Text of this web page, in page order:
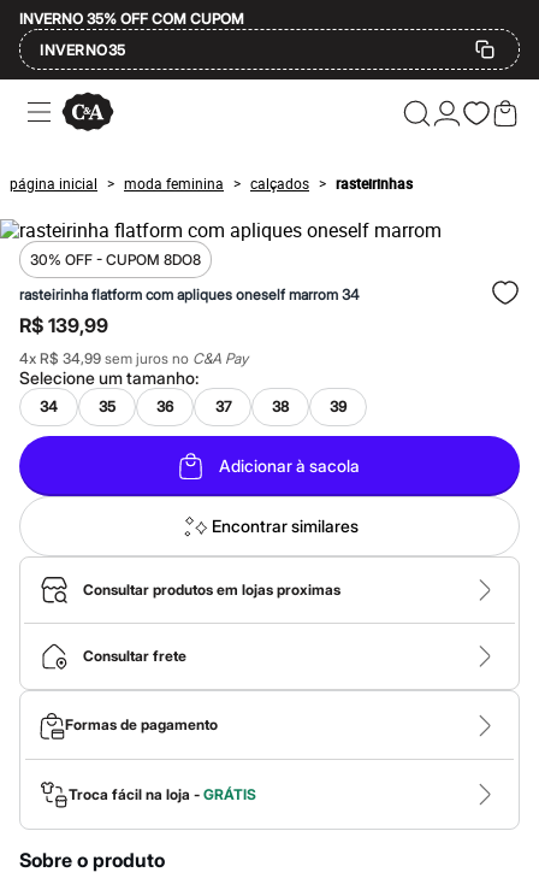
INVERNO 35% OFF COM CUPOM
INVERNO35
Ofertas
Compre por Departamento
Masculino
Infantil
Calçados
Mindse7
Plus Size
Até 20% off
Até 40% off
Até 60% off
A partir de 60% off
Feminino
Em alta
Inverno
Alfaiataria
Novidades
Roupas
Blusas e Camisetas
Básicos
Calças
Casacos e Jaquetas
Jeans
Macacões
Saias
Shorts e Bermudas
Vestidos
Acessórios
Bolsas
Bonés e Chapéus
Bijoux
Cintos
Óculos
Relógios
Calçados
Botas
página inicial > moda feminina > calçados > rasteirinhas
30% OFF - CUPOM 8DO8
rasteirinha flatform com apliques oneself marrom 34
R$ 139,99
4x R$ 34,99 sem juros no C&A Pay
Selecione umtamanho:
34 35 36 37 38 39
Adicionar à sacola
Encontrar similares
Consultar produtos em lojas proximas
Consultar frete
Formas de pagamento
Troca fácil na loja - GRÁTIS
Sobre o produto